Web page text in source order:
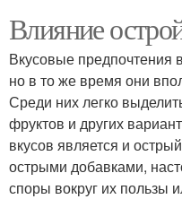
Влияние
Вкусовые предпочтения
но в то же время они
Среди них легко
фруктов и других
вкусов является и
острыми добавками,
споры вокруг их пользы